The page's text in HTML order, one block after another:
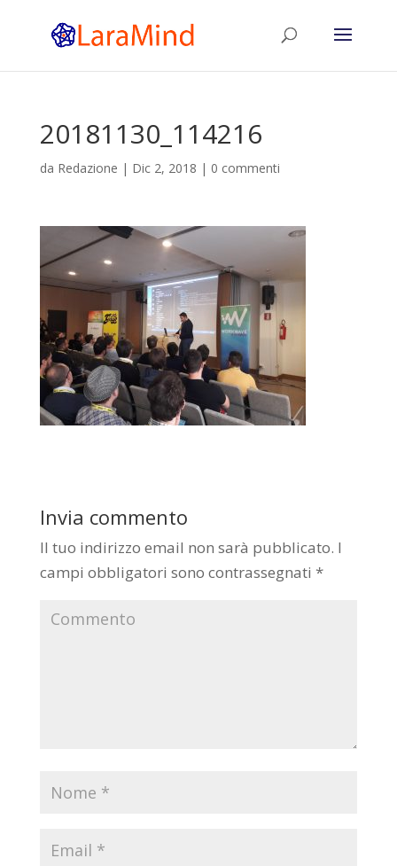
20181130_114216
da Redazione | Dic 2, 2018 | 0 commenti
Invia commento
Il tuo indirizzo email non sarà pubblicato. I
campi obbligatori sono contrassegnati *